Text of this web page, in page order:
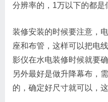
分辨率的，1万以下的都是
装修安装的时候要注意，
座和布管，这样可以把电
影仪在水电装修时候就要
另外最好是做升降幕布，
的，确定好尺寸就可以，